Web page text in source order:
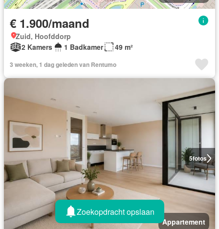
€ 1.900/maand
Zuid, Hoofddorp
2 Kamers
1 Badkamer 49 m²
3 weeken, 1 dag geleden van Rentumo
5fotos
Appartement
Zoekopdracht opslaan